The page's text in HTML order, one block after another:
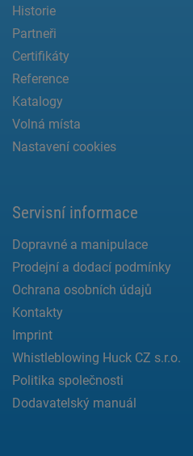
Historie
Partneři
Certifikáty
Reference
Katalogy
Volná místa
Nastavení cookies
Servisní informace
Dopravné a manipulace
Prodejní a dodací podmínky
Ochrana osobních údajů
Kontakty
Imprint
Whistleblowing Huck CZ s.r.o.
Politika společnosti
Dodavatelský manuál